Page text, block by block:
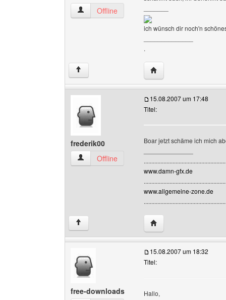
thomas-h Benutzer-Profile anzeigen
Offline
ich wünsch dir noch'n
.
↑ Website dieses
frederik00
frederik00 Benutzer-Profile anzeigen
Offline
15.08.2007 um 17:48
Titel:
Boar jetzt schäme ich mich
www.damn-gfx.de
www.allgemeine-zone.de
↑ Website dieses
free-downloads
15.08.2007 um 18:32
Titel:
Hallo,